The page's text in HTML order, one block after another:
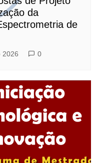
da
de
2026 0